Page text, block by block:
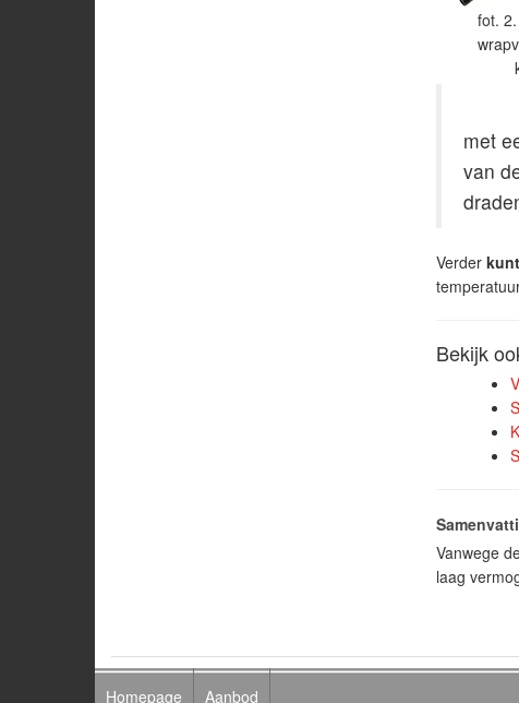
fot.
met
van
Verder
Bekijk
Vanwege
laag
Homepage Aanbod